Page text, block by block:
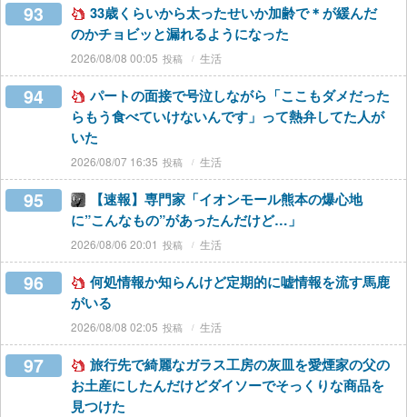
93
33歳くらいから太ったせいか加齢で＊が緩んだ
のかチョビッと漏れるようになった
2026/08/08 00:05 生活
94
パートの面接で号泣しながら「ここもダメだった
らもう食べていけないんです」って熱弁してた人が
いた
2026/08/07 16:35 生活
95
【速報】専門家「イオンモール熊本の爆心地
に”こんなもの”があったんだけど…」
2026/08/06 20:01 生活
96
何処情報か知らんけど定期的に嘘情報を流す馬鹿
がいる
2026/08/08 02:05 生活
97
旅行先で綺麗なガラス工房の灰皿を愛煙家の父の
お土産にしたんだけどダイソーでそっくりな商品を
見つけた